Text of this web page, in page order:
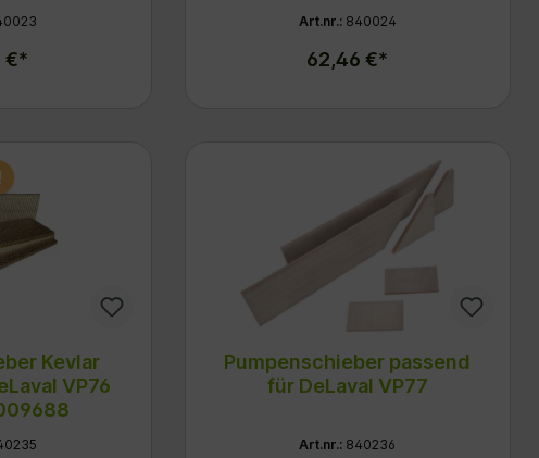
€*
Art.nr.: 840024
62,46 €*
Kevlar
VP76
Pumpenschieber passend
für DeLaval VP77
Art.nr.: 840236